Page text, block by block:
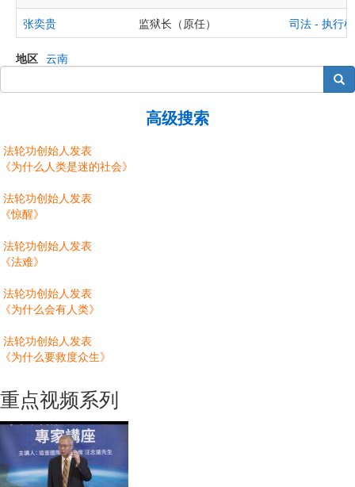
张奕贵
监狱长（原任） 司法 - 执行
地区 云南
搜索
高级搜索
法轮功创始人发表
《为什么人类是迷的社会》
法轮功创始人发表
《惊醒》
法轮功创始人发表
《法难》
法轮功创始人发表
《为什么会有人类》
法轮功创始人发表
《为什么要救度众生》
重点视频系列